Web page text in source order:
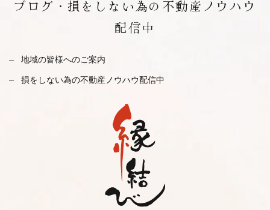
ブログ・ 損をしない為の不動産ノウハウ
配信中
地域の皆様へのご案内
損をしない為の不動産ノウハウ配信中